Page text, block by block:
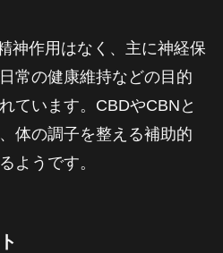
神作用はなく、主に神経保
常の健康維持などの目的
ています。CBDやCBNと
体の調子を整える補助的
ようです。